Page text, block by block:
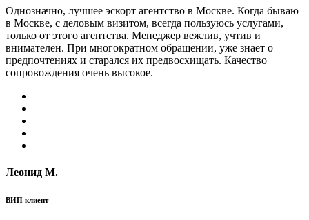
Однозначно, лучшее эскорт агентство в Москве. Когда бываю
в Москве, с деловым визитом, всегда пользуюсь услугами,
только от этого агентства. Менеджер вежлив, учтив и
внимателен. При многократном обращении, уже знает о
предпочтениях и старался их предвосхищать. Качество
сопровождения очень высокое.
Леонид М.
ВИП клиент